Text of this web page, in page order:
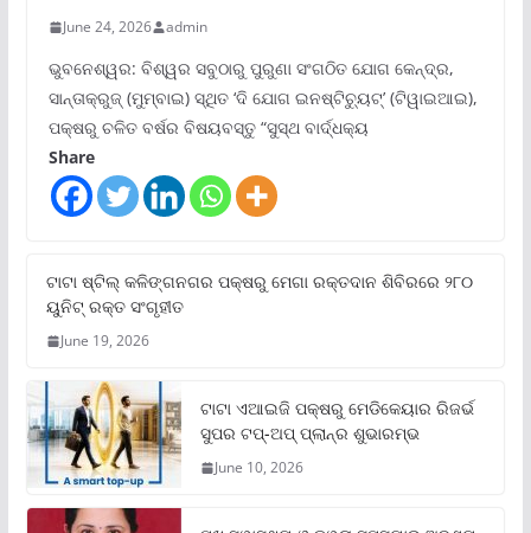
June 24, 2026 admin
ଭୁବନେଶ୍ୱର: ବିଶ୍ୱର ସବୁଠାରୁ ପୁରୁଣା ସଂଗଠିତ ଯୋଗ କେନ୍ଦ୍ର,
ସାନ୍ତାକ୍ରୁଜ୍ (ମୁମ୍ବାଇ) ସ୍ଥିତ ‘ଦି ଯୋଗ ଇନଷ୍ଟିଚ୍ୟୁଟ୍‌’ (ଟିୱାଇଆଇ),
ପକ୍ଷରୁ ଚଳିତ ବର୍ଷର ବିଷୟବସ୍ତୁ “ସୁସ୍ଥ ବାର୍ଦ୍ଧକ୍ୟ
Share
ଟାଟା ଷ୍ଟିଲ୍‌ କଳିଙ୍ଗନଗର ପକ୍ଷରୁ ମେଗା ରକ୍ତଦାନ ଶିବିରରେ ୨୮୦
ୟୁନିଟ୍‌ ରକ୍ତ ସଂଗୃହୀତ
June 19, 2026
ଟାଟା ଏଆଇଜି ପକ୍ଷରୁ ମେଡିକେୟାର ରିଜର୍ଭ
ସୁପର ଟପ୍‌-ଅପ୍ ପ୍ଲାନ୍‌ର ଶୁଭାରମ୍ଭ
June 10, 2026